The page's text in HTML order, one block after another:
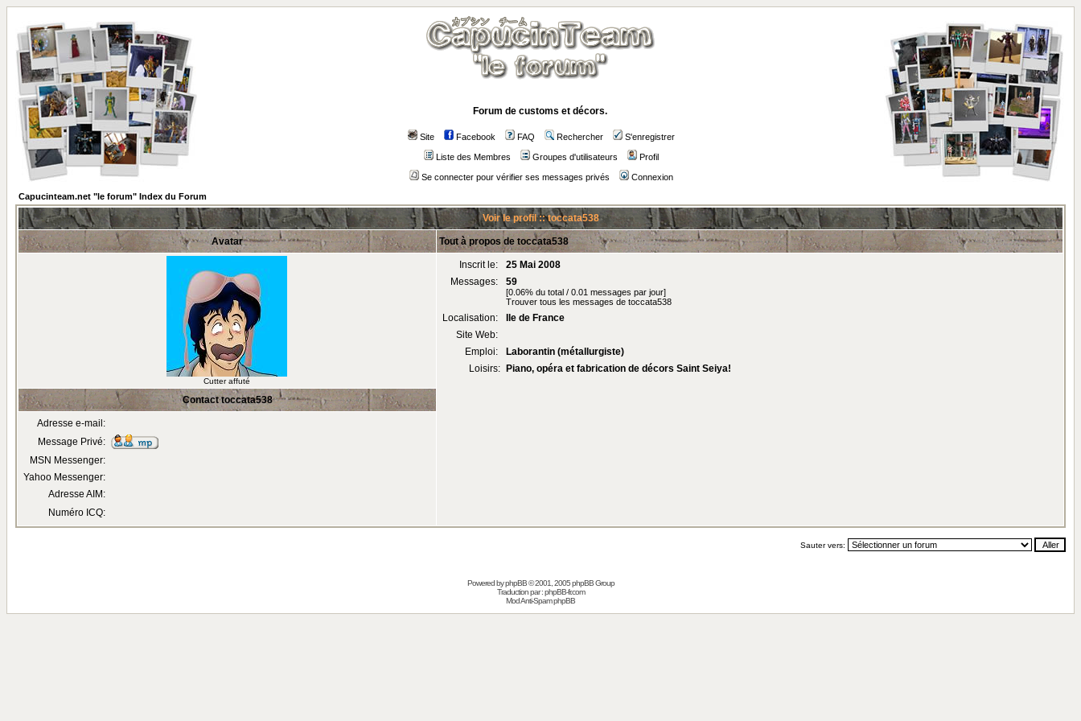
Forum de customs et décors.
Site Facebook FAQ Rechercher S'enregistrer
Liste des Membres Groupes d'utilisateurs Profil
Se connecter pour vérifier ses messages privés
Connexion
Capucinteam.net "le forum" Index du Forum
Voir le profil :: toccata538
Avatar Tout à propos de toccata538
Cutter affuté
Inscrit le:
25 Mai 2008
Messages:
59
[0.06% du total / 0.01 messages par jour]
Trouver tous les messages de toccata538
Localisation:
Ile de France
Site Web:
Emploi:
Laborantin (métallurgiste)
Loisirs:
Piano, opéra et fabrication de décors Saint Seiya!
Contact toccata538
Adresse e-mail:
Message Privé:
MSN Messenger:
Yahoo Messenger:
Adresse AIM:
Numéro ICQ:
Sauter vers:
Powered byphpBB© 2001, 2005 phpBB Group
Traduction par :phpBB-fr.com
Mod Anti-Spam phpBB